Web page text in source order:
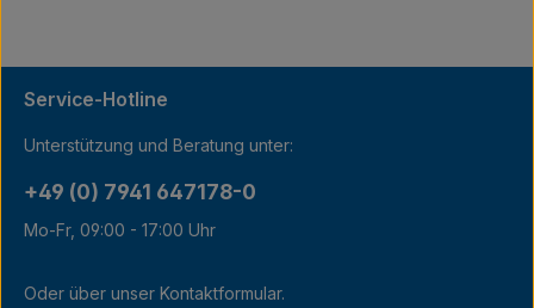
Service-Hotline
Unterstützung und Beratung unter:
+49 (0) 7941 647178-0
Mo-Fr, 09:00 - 17:00 Uhr
Oder über unser Kontaktformular.